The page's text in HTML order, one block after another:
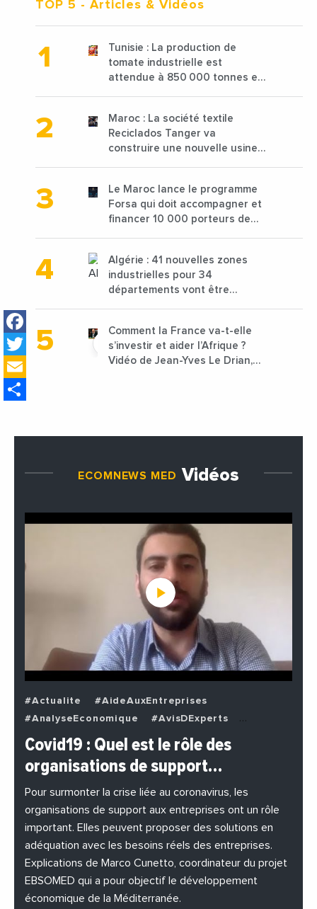
Facebook
Twitter
TOP 5 - Articles & Vidéos
Tunisie : La production de
tomate industrielle est
attendue à 850 000 tonnes en
Maroc : La société textile
Reciclados Tanger va
construire une nouvelle usine
Le Maroc lance le programme
Forsa qui doit accompagner et
financer 10 000 porteurs de
Algérie : 41 nouvelles zones
industrielles pour 34
départements vont être
Comment la France va-t-elle
s’investir et aider l’Afrique ?
Vidéo de Jean-Yves Le Drian,
ECOMNEWS MED Vidéos
#Actualite
#AideAuxEntreprises
#AnalyseEconomique
#AvisDExperts
#BuzzNews
#Decideurs
#EchangesMediterraneens
#EnDirectDe
#Entreprises
#Institutions
#PhotosEtVideos
Covid19 : Quel est le rôle des
organisations de support…
Pour surmonter la crise liée au coronavirus, les
organisations de support aux entreprises ont un rôle
important. Elles peuvent proposer des solutions en
adéquation avec les besoins réels des entreprises.
Explications de Marco Cunetto, coordinateur du projet
EBSOMED qui a pour objectif le développement
économique de la Méditerranée.